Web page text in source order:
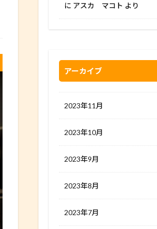
に アスカ マコト より
アーカイブ
2023年11月
2023年10月
2023年9月
2023年8月
2023年7月